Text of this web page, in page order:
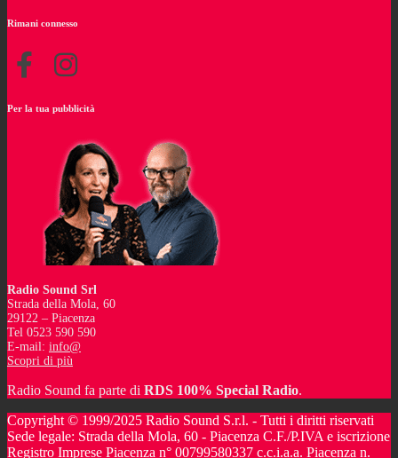
Rimani connesso
Per la tua pubblicità
Radio Sound Srl
Strada della Mola, 60
29122 – Piacenza
Tel 0523 590 590
E-mail: info@
Scopri di più
Radio Sound fa parte di RDS 100% Special Radio.
Copyright © 1999/2025 Radio Sound S.r.l. - Tutti i diritti riservati
Sede legale: Strada della Mola, 60 - Piacenza C.F./P.IVA e iscrizione
Registro Imprese Piacenza n° 00799580337 c.c.i.a.a. Piacenza n.